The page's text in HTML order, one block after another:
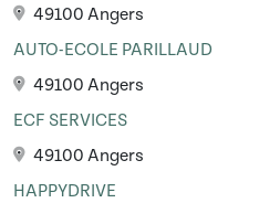
49100 Angers
AUTO-ECOLE PARILLAUD
49100 Angers
ECF SERVICES
49100 Angers
HAPPYDRIVE